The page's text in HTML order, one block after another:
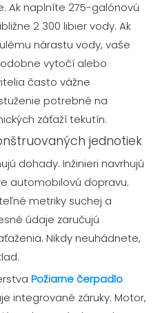
Ak naplníte 275-galónovú
2 300 libier vody. Ak
nárastu vody, vaše
vytočí alebo
často vážne
potrebné na
záťaží tekutín.
jednotiek
dohady. Inžinieri navrhujú
automobilovú dopravu.
metriky suchej a
údaje zaručujú
Nikdy neuhádnete,
Požiarne čerpadlo
integrované záruky. Motor,